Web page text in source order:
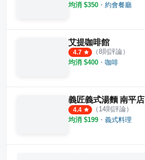
均消 $350 ・ 約會餐廳
艾提咖啡館
4.7 （8則評論）
均消 $400 ・ 咖啡
義匠義式湯麵 南平店
4.4 （ 14則評論）
均消 $199 ・ 義式料理